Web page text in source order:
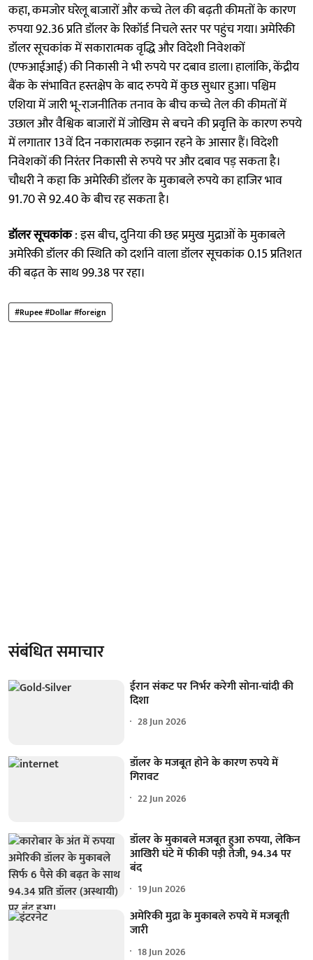
कहा, कमजोर घरेलू बाजारों और कच्चे तेल की बढ़ती कीमतों के कारण
रुपया 92.36 प्रति डॉलर के रिकॉर्ड निचले स्तर पर पहुंच गया। अमेरिकी
डॉलर सूचकांक में सकारात्मक वृद्धि और विदेशी निवेशकों
(एफआईआई) की निकासी ने भी रुपये पर दबाव डाला। हालांकि, केंद्रीय
बैंक के संभावित हस्तक्षेप के बाद रुपये में कुछ सुधार हुआ। पश्चिम
एशिया में जारी भू-राजनीतिक तनाव के बीच कच्चे तेल की कीमतों में
उछाल और वैश्विक बाजारों में जोखिम से बचने की प्रवृत्ति के कारण रुपये
में लगातार 13वें दिन नकारात्मक रुझान रहने के आसार हैं। विदेशी
निवेशकों की निरंतर निकासी से रुपये पर और दबाव पड़ सकता है।
चौधरी ने कहा कि अमेरिकी डॉलर के मुकाबले रुपये का हाजिर भाव
91.70 से 92.40 के बीच रह सकता है।
डॉलर सूचकांक: इस बीच, दुनिया की छह प्रमुख मुद्राओं के मुकाबले
अमेरिकी डॉलर की स्थिति को दर्शाने वाला डॉलर सूचकांक 0.15 प्रतिशत
की बढ़त के साथ 99.38 पर रहा।
#Rupee #Dollar #foreign
संबंधित समाचार
ईरान संकट पर निर्भर करेगी सोना-चांदी की
दिशा
28 Jun 2026
डॉलर के मजबूत होने के कारण रुपये में
गिरावट
22 Jun 2026
डॉलर के मुकाबले मजबूत हुआ रुपया, लेकिन
आखिरी घंटे में फीकी पड़ी तेजी, 94.34 पर
बंद
19 Jun 2026
अमेरिकी मुद्रा के मुकाबले रुपये में मजबूती
जारी
18 Jun 2026